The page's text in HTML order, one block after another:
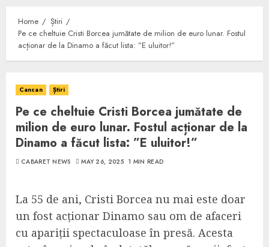
Home
Știri
Pe ce cheltuie Cristi Borcea jumătate de milion de euro lunar. Fostul
acționar de la Dinamo a făcut lista: ”E uluitor!”
Cancan Știri
Pe ce cheltuie Cristi Borcea jumătate de
milion de euro lunar. Fostul acționar de la
Dinamo a făcut lista: ”E uluitor!”
CABARET NEWS MAY 26, 2025 1 MIN READ
La 55 de ani, Cristi Borcea nu mai este doar
un fost acționar Dinamo sau om de afaceri
cu apariții spectaculoase în presă. Acesta